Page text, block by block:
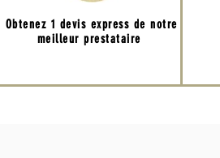
Obtenez 1 devis express de notre
meilleur prestataire